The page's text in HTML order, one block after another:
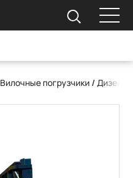
Вилочные погрузчики /